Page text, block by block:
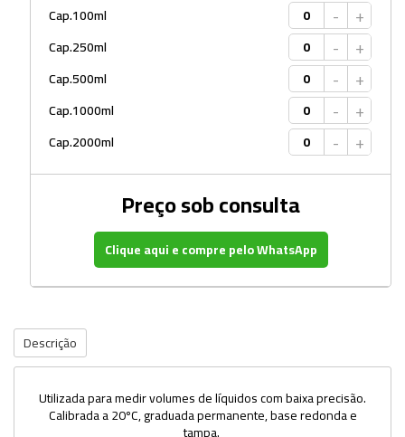
Cap.100ml - +
Cap.250ml - +
Cap.500ml - +
Cap.1000ml - +
Cap.2000ml - +
Preço sob consulta
Clique aqui e compre pelo WhatsApp
Descrição
Utilizada para medir volumes de líquidos com baixa precisão.
Calibrada a 20ºC, graduada permanente, base redonda e